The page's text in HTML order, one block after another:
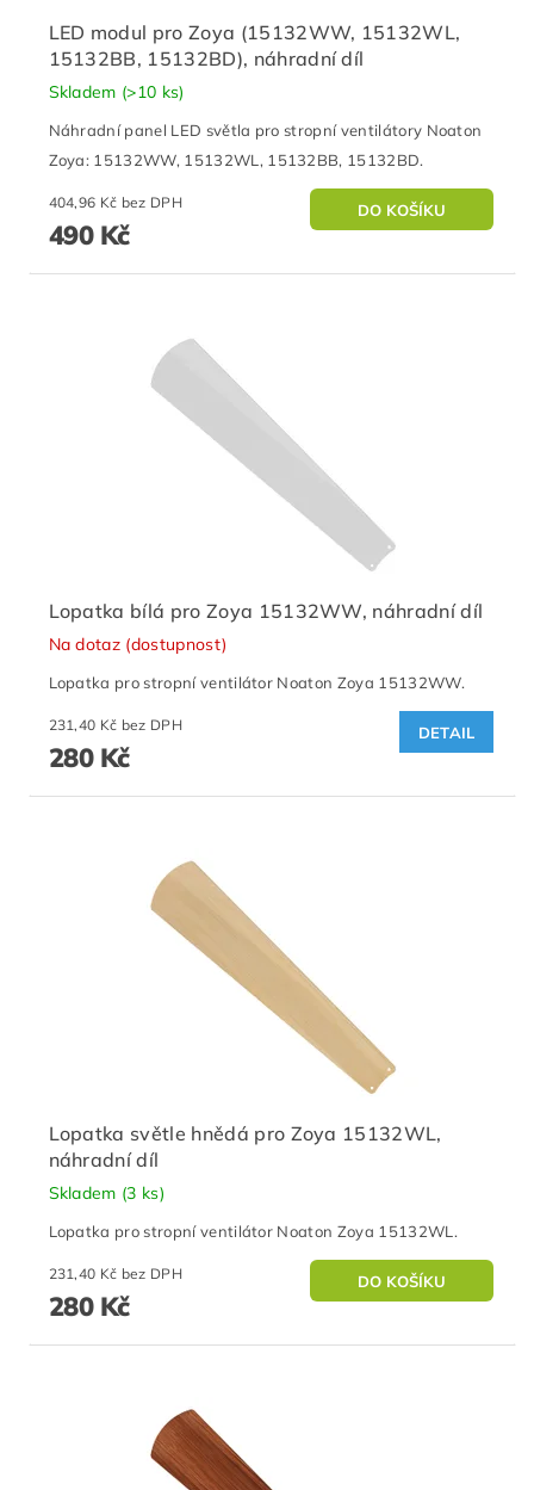
LED modul pro Zoya (15132WW, 15132WL,
15132BB, 15132BD), náhradní díl
Skladem (>10 ks)
Náhradní panel LED světla pro stropní ventilátory Noaton
Zoya: 15132WW, 15132WL, 15132BB, 15132BD.
404,96 Kč bez DPH
490 Kč
Lopatka bílá pro Zoya 15132WW, náhradní díl
Na dotaz (dostupnost)
Lopatka pro stropní ventilátor Noaton Zoya 15132WW.
231,40 Kč bez DPH
280 Kč
DETAIL
Lopatka světle hnědá pro Zoya 15132WL,
náhradní díl
Skladem (3 ks)
Lopatka pro stropní ventilátor Noaton Zoya 15132WL.
231,40 Kč bez DPH
280 Kč